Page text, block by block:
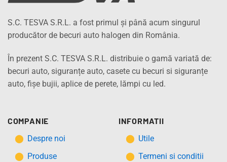
S.C. TESVA S.R.L. a fost primul și până acum singurul
producător de becuri auto halogen din România.
În prezent S.C. TESVA S.R.L. distribuie o gamă variată de:
becuri auto, siguranțe auto, casete cu becuri si siguranțe
auto, fișe bujii, aplice de perete, lămpi cu led.
COMPANIE
Despre noi
Produse
INFORMATII
Utile
Termeni si conditii